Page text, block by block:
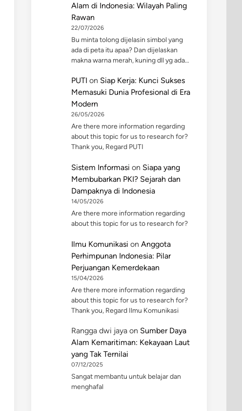
Alam di Indonesia: Wilayah Paling
Rawan
22/07/2026
Bu minta tolong dijelasin simbol yang
ada di peta itu apaa? Dan dijelaskan
makna warna merah, kuning dll yg ada…
PUTI on Siap Kerja: Kunci Sukses
Memasuki Dunia Profesional di Era
Modern
26/05/2026
Are there more information regarding
about this topic for us to research for?
Thank you, Regard PUTI
Sistem Informasi on Siapa yang
Membubarkan PKI? Sejarah dan
Dampaknya di Indonesia
14/05/2026
Are there more information regarding
about this topic for us to research for?
Ilmu Komunikasi on Anggota
Perhimpunan Indonesia: Pilar
Perjuangan Kemerdekaan
15/04/2026
Are there more information regarding
about this topic for us to research for?
Thank you, Regard Ilmu Komunikasi
Rangga dwi jaya on Sumber Daya
Alam Kemaritiman: Kekayaan Laut
yang Tak Ternilai
07/12/2025
Sangat membantu untuk belajar dan
menghafal